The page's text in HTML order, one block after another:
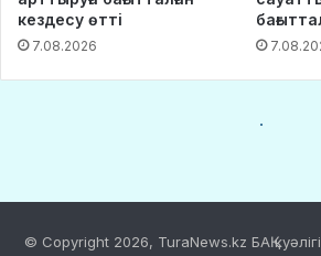
© Copyright 2026, TuraNews.kz БАҚ куәлігі